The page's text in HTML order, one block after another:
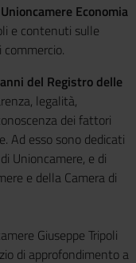
Unioncamere Economia
e contenuti sulle
del Registro delle
legalità,
dei fattori
Ad esso sono dedicati
Unioncamere, e di
e della Camera di
Giuseppe Tripoli
di approfondimento a